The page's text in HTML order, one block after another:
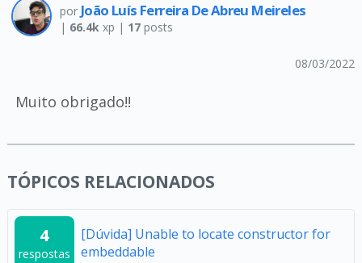
por João Luís Ferreira De Abreu Meireles
| 66.4kxp | 17posts
08/03/2022
Muito obrigado!!
TÓPICOS RELACIONADOS
4
respostas
[Dúvida] Unable to locate constructor for
embeddable